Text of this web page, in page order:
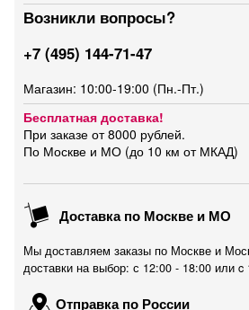
Возникли вопросы?
+7 (495) 144-71-47
Магазин: 10:00-19:00 (Пн.-Пт.)
Бесплатная доставка!
При заказе от 8000 рублей.
По Москве и МО (до 10 км от МКАД)
Доставка по Москве и МО
Мы доставляем заказы по Москве и
доставки на выбор: с 12:00 - 18:00 или c
Отправка по России